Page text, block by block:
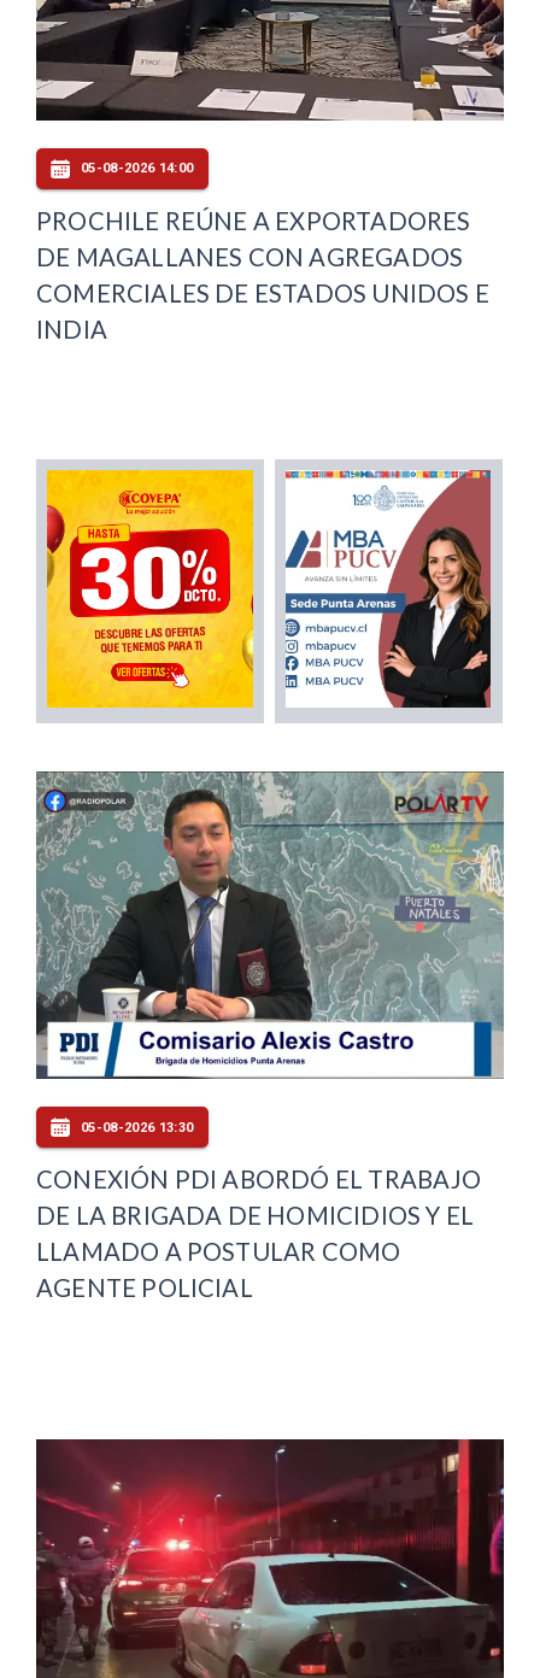
05-08-2026 14:00
PROCHILE REÚNE A EXPORTADORES
DE MAGALLANES CON AGREGADOS
COMERCIALES DE ESTADOS UNIDOS E
INDIA
05-08-2026 13:30
CONEXIÓN PDI ABORDÓ EL TRABAJO
DE LA BRIGADA DE HOMICIDIOS Y EL
LLAMADO A POSTULAR COMO
AGENTE POLICIAL